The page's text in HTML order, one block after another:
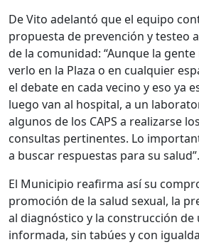
De Vito adelantó que el equipo
propuesta de prevención y testeo
de la comunidad: “Aunque la
verlo en la Plaza o en cualquier
el debate en cada vecino y eso ya
luego van al hospital, a un
algunos de los CAPS a realizarse
consultas pertinentes. Lo
a buscar respuestas para su salud”.
El Municipio reafirma así su
promoción de la salud sexual, la
al diagnóstico y la construcción de
informada, sin tabúes y con